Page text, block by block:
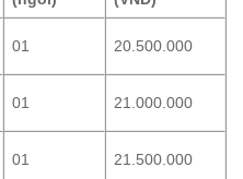
01 20.500.000
01 21.000.000
01 21.500.000